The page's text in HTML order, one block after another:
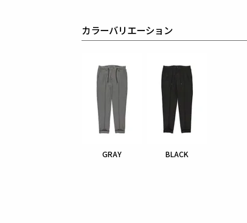
カラーバリエーション
GRAY BLACK